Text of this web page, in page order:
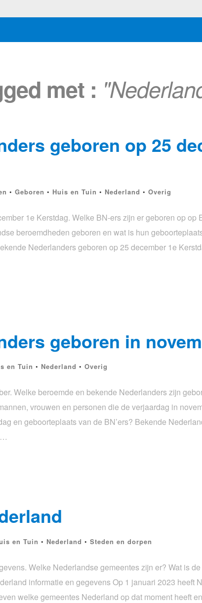
met :
geboren op 25
• Geboren • Huis en Tuin • Nederland • Overig
1e Kerstdag. Welke BN-ers zijn er geboren op op
beroemdheden geboren en wat is hun
Nederlanders geboren op 25 december 1e
geboren in
en Tuin • Nederland • Overig
Welke beroemde en bekende Nederlanders zijn
vrouwen en personen die de verjaardag in
en geboorteplaats van de BN’ers? Bekende
en Tuin • Nederland • Steden en dorpen
Welke Nederlandse gemeentes zijn er? Wat is
informatie en gegevens Op 1 januari 2023 heeft
welke gemeentes Nederland op dat moment heeft